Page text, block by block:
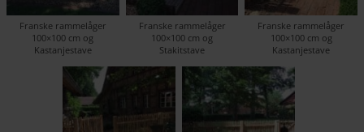
Franske rammelåger
100×100 cm og
Kastanjestave
Franske rammelåger
100×100 cm og
Stakitstave
Franske rammelåger
100×100 cm og
Kastanjestave